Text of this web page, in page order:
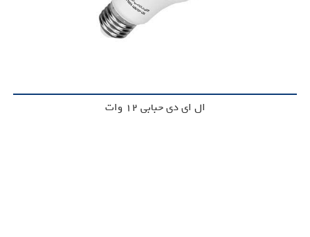
ال ای دی حبابی 12 وات